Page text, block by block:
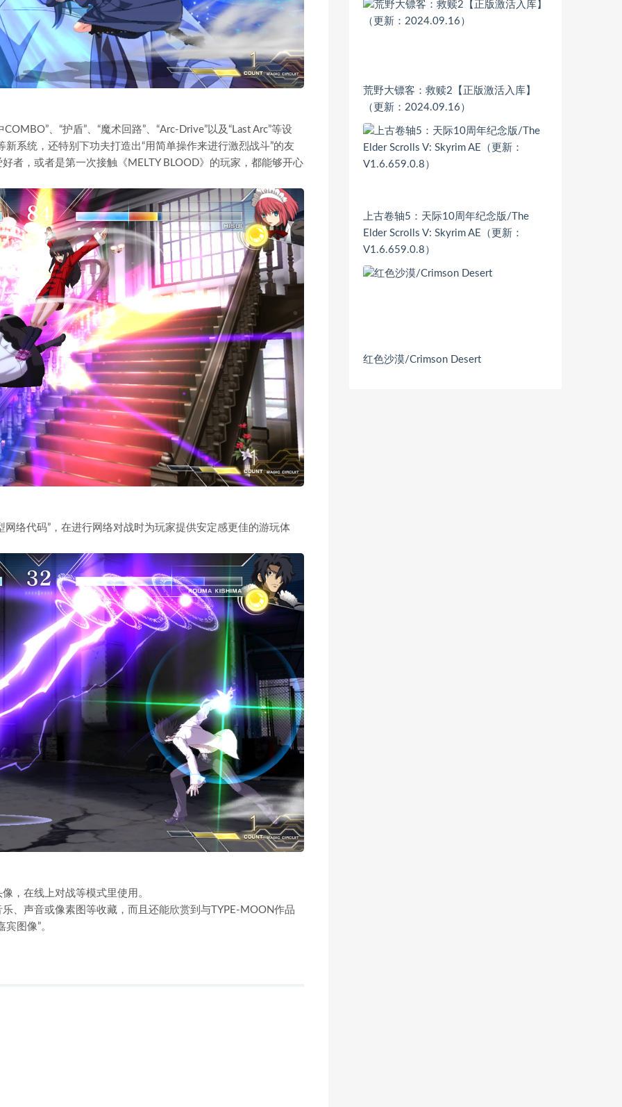
、“护盾”、“魔术回路”、“Arc-Drive”以及“Last Arc”等设
系统，还特别下功夫打造出“用简单操作来进行激烈战斗”的友
者，或者是第一次接触《MELTY BLOOD》的玩家，都能够开心
网络代码”，在进行网络对战时为玩家提供安定感更佳的游玩体
，在线上对战等模式里使用。
、声音或像素图等收藏，而且还能欣赏到与TYPE-MOON作品
图像”。
荒野大镖客：救赎2【正版激活入库】
（更新：2024.09.16）
上古卷轴5：天际10周年纪念版/The
Elder Scrolls V: Skyrim AE（更新：
V1.6.659.0.8）
红色沙漠/Crimson Desert